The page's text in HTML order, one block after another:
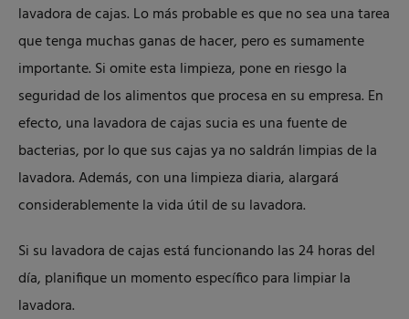
lavadora de cajas. Lo más probable es que no sea una tarea
que tenga muchas ganas de hacer, pero es sumamente
importante. Si omite esta limpieza, pone en riesgo la
seguridad de los alimentos que procesa en su empresa. En
efecto, una lavadora de cajas sucia es una fuente de
bacterias, por lo que sus cajas ya no saldrán limpias de la
lavadora. Además, con una limpieza diaria, alargará
considerablemente la vida útil de su lavadora.
Si su lavadora de cajas está funcionando las 24 horas del
día, planifique un momento específico para limpiar la
lavadora.